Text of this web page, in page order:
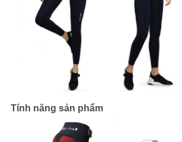
Tính năng sản phẩm